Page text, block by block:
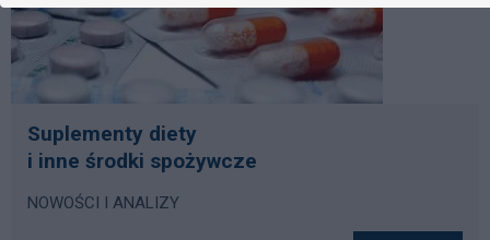
Suplementy diety
i inne środki spożywcze
NOWOŚCI I ANALIZY